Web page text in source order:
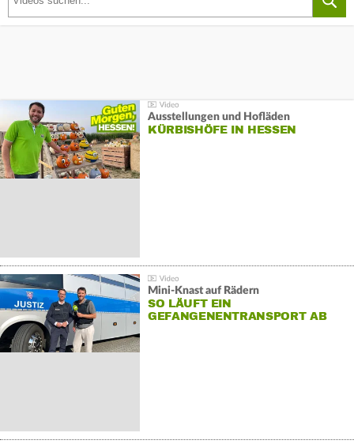
Ausstellungen und Hofläden
KÜRBISHÖFE IN HESSEN
Mini-Knast auf Rädern
SO LÄUFT EIN
GEFANGENENTRANSPORT AB